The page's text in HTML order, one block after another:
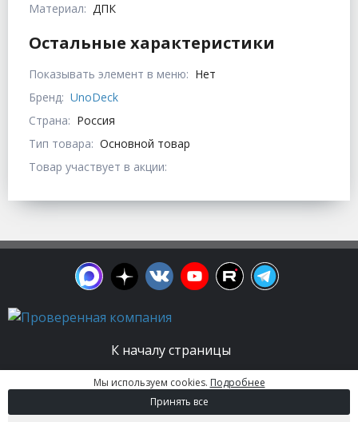
Материал: ДПК
Остальные характеристики
Показывать элемент в меню: Нет
Бренд: UnoDeck
Страна: Россия
Тип товара: Основной товар
Товар участвует в акции:
К началу страницы
© 2003 - 2026. Апельсин group | Группа
строительных компаний Все права защищены.
Вся информация на этом сайте носит
Мы используем cookies. Подробнее
Принять все